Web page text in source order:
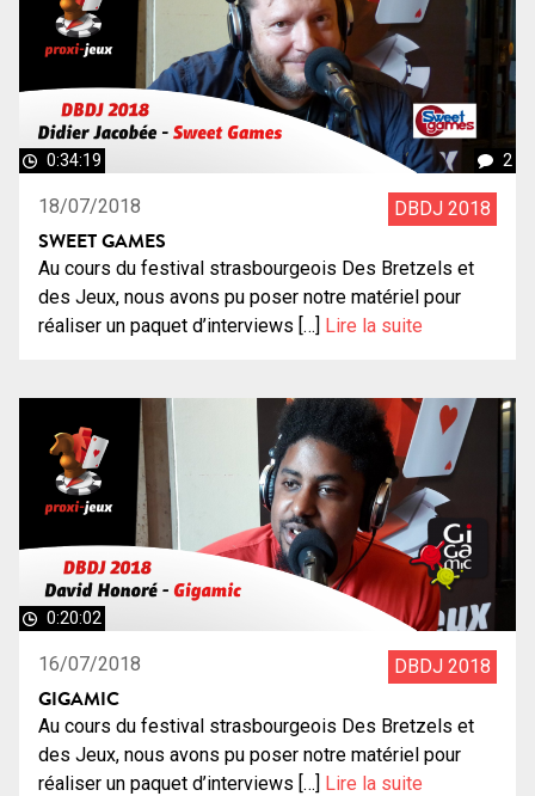
0:34:19 2
18/07/2018 DBDJ 2018
SWEET GAMES
Au cours du festival strasbourgeois Des Bretzels et
des Jeux, nous avons pu poser notre matériel pour
réaliser un paquet d’interviews […] Lire la suite
0:20:02
16/07/2018 DBDJ 2018
GIGAMIC
Au cours du festival strasbourgeois Des Bretzels et
des Jeux, nous avons pu poser notre matériel pour
réaliser un paquet d’interviews […] Lire la suite